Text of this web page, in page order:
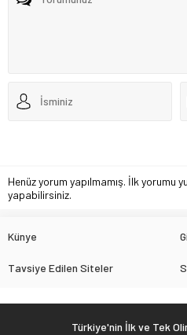
Henüz yorum yapılmamış. İlk yorumu
yapabilirsiniz.
Künye
Tavsiye Edilen Siteler
Türkiye'nin İlk ve Tek